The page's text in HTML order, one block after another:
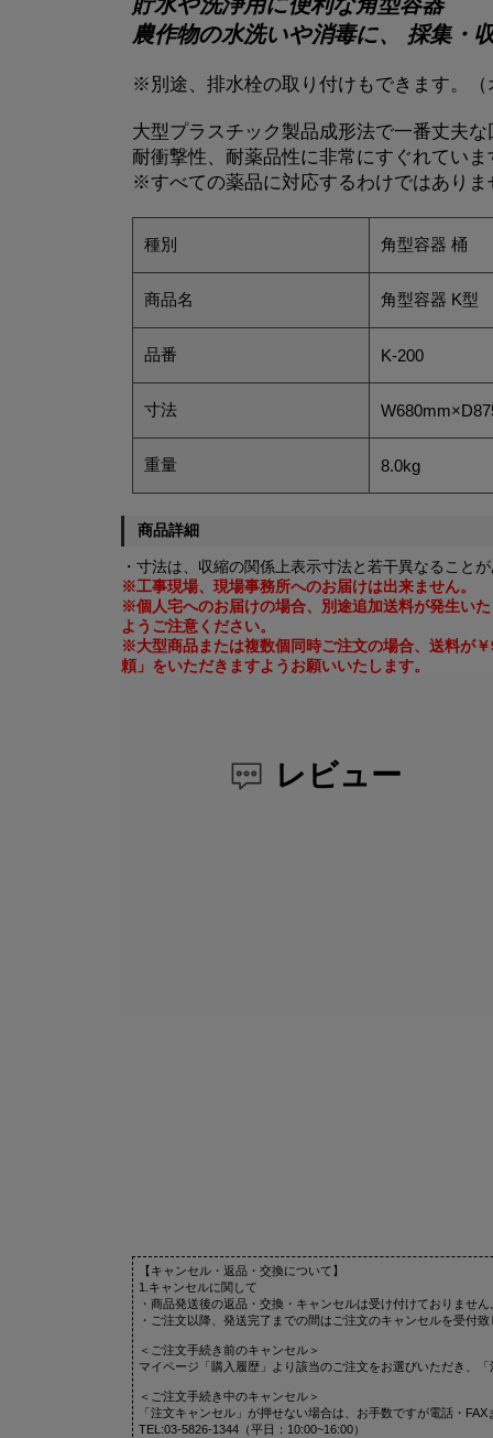
貯水や洗浄用に便利な角型容器
農作物の水洗いや消毒に、 採集・
※別途、排水栓の取り付けもできます。（
大型プラスチック製品成形法で一番丈夫
耐衝撃性、耐薬品性に非常にすぐれていま
※すべての薬品に対応するわけではありま
種別 角型容器 桶
商品名 角型容器 K型
品番 K-200
寸法
重量 8.0kg
商品詳細
・寸法は、収縮の関係上表示寸法と若干異なること
※工事現場、現場事務所へのお届けは出来ません。
※個人宅へのお届けの場合、別途追加送料が発生い
ようご注意ください。
※大型商品または複数個同時ご注文の場合、送料が
頼」をいただきますようお願いいたします。
レビュー
【キャンセル・返品・交換について】
1.キャンセルに関して
・商品発送後の返品・交換・キャンセルは受け付けておりません
・ご注文以降、発送完了までの間はご注文のキャンセルを受付致
＜ご注文手続き前のキャンセル＞
マイページ「購入履歴」より該当のご注文をお選びいただき、
＜ご注文手続き中のキャンセル＞
「注文キャンセル」が押せない場合は、お手数ですが電話・
TEL:03-5826-1344（平日：10:00~16:00）